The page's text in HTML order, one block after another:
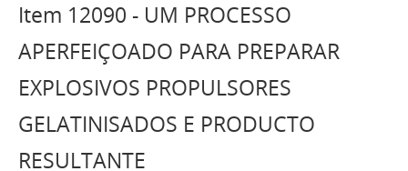
Item 12090 - UM PROCESSO
APERFEIÇOADO PARA PREPARAR
EXPLOSIVOS PROPULSORES
GELATINISADOS E PRODUCTO
RESULTANTE